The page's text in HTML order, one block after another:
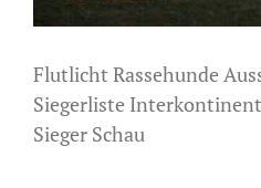
Flutlicht Rassehunde
Siegerliste
Sieger Schau